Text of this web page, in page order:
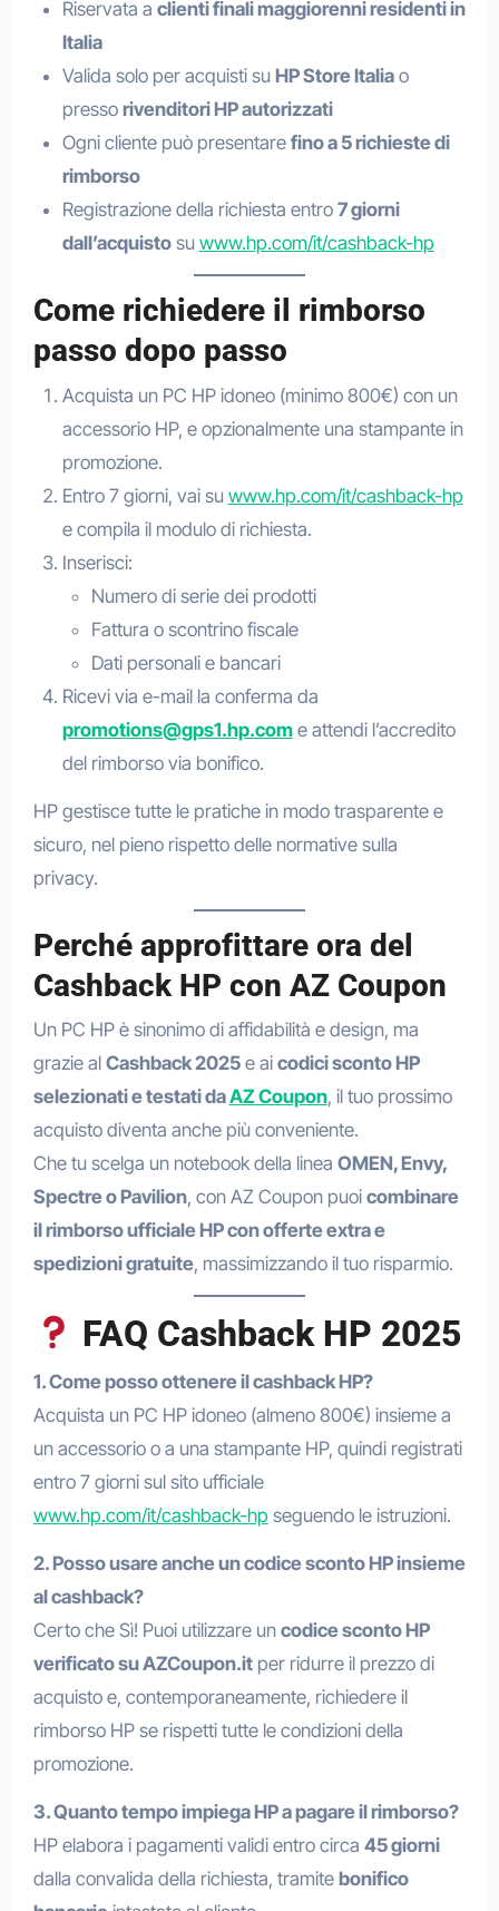
Riservata a clienti finali maggiorenni residenti in
Italia
Valida solo per acquisti su HP Store Italiao
presso rivenditori HP autorizzati
Ogni cliente può presentare fino a 5 richieste di
rimborso
Registrazione della richiesta entro 7 giorni
dall’acquistosu www.hp.com/it/cashback-hp
Come richiedere il rimborso
passo dopo passo
Acquista un PC HP idoneo (minimo 800€) con un
accessorio HP, e opzionalmente una stampante in
promozione.
Entro 7 giorni, vai su www.hp.com/it/cashback-hp
e compila il modulo di richiesta.
Inserisci:
Numero di serie dei prodotti
Fattura o scontrino fiscale
Dati personali e bancari
Ricevi via e-mail la conferma da
promotions@gps1.hp.come attendi l’accredito
del rimborso via bonifico.
HP gestisce tutte le pratiche in modo trasparente e
sicuro, nel pieno rispetto delle normative sulla
privacy.
Perché approfittare ora del
Cashback HP con AZ Coupon
Un PC HP è sinonimo di affidabilità e design, ma
grazie al Cashback 2025e ai codici sconto HP
selezionati e testati daAZ Coupon, il tuo prossimo
acquisto diventa anche più conveniente.
Che tu scelga un notebook della linea OMEN, Envy,
Spectre o Pavilion, con AZ Coupon puoi combinare
il rimborso ufficiale HP con offerte extra e
spedizioni gratuite, massimizzando il tuo risparmio.
FAQ Cashback HP 2025
1. Come posso ottenere il cashback HP?
Acquista un PC HP idoneo (almeno 800€) insieme a
un accessorio o a una stampante HP, quindi registrati
entro 7 giorni sul sito ufficiale
www.hp.com/it/cashback-hp seguendo le istruzioni.
2. Posso usare anche un codice sconto HP insieme
al cashback?
Certo che Sì! Puoi utilizzare un codice sconto HP
verificato su AZCoupon.itper ridurre il prezzo di
acquisto e, contemporaneamente, richiedere il
rimborso HP se rispetti tutte le condizioni della
promozione.
3. Quanto tempo impiega HP a pagare il rimborso?
HP elabora i pagamenti validi entro circa 45 giorni
dalla convalida della richiesta, tramite bonifico